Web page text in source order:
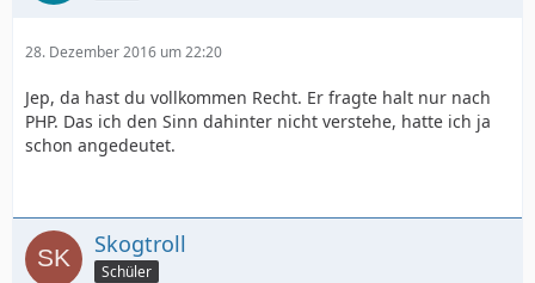
28. Dezember 2016 um 22:20
Jep, da hast du vollkommen Recht. Er fragte halt nur nach
PHP. Das ich den Sinn dahinter nicht verstehe, hatte ich ja
schon angedeutet.
Skogtroll
Schüler